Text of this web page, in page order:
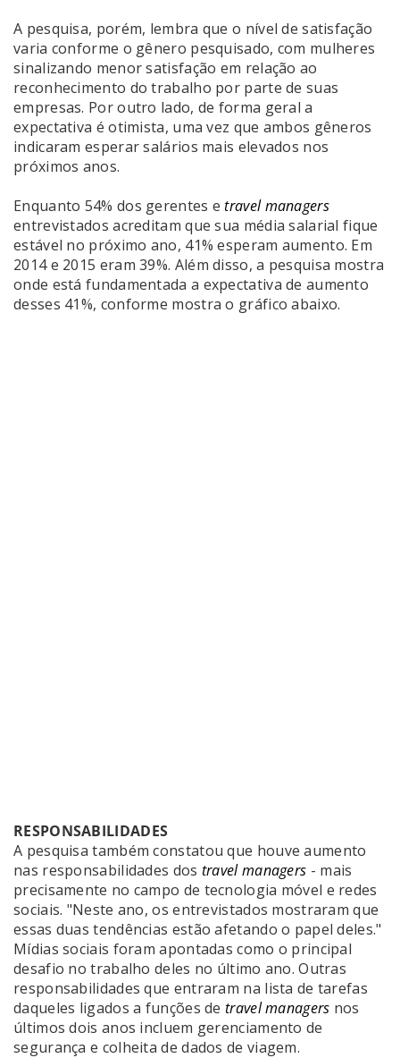
A pesquisa, porém, lembra que o nível de satisfação
varia conforme o gênero pesquisado, com mulheres
sinalizando menor satisfação em relação ao
reconhecimento do trabalho por parte de suas
empresas. Por outro lado, de forma geral a
expectativa é otimista, uma vez que ambos gêneros
indicaram esperar salários mais elevados nos
próximos anos.
Enquanto 54% dos gerentes etravel managers
entrevistados acreditam que sua média salarial fique
estável no próximo ano, 41% esperam aumento. Em
2014 e 2015 eram 39%. Além disso, a pesquisa mostra
onde está fundamentada a expectativa de aumento
desses 41%, conforme mostra o gráfico abaixo.
RESPONSABILIDADES
A pesquisa também constatou que houve aumento
nas responsabilidades dos travel managers - mais
precisamente no campo de tecnologia móvel e redes
sociais. "Neste ano, os entrevistados mostraram que
essas duas tendências estão afetando o papel deles."
Mídias sociais foram apontadas como o principal
desafio no trabalho deles no último ano. Outras
responsabilidades que entraram na lista de tarefas
daqueles ligados a funções detravel managers nos
últimos dois anos incluem gerenciamento de
segurança e colheita de dados de viagem.